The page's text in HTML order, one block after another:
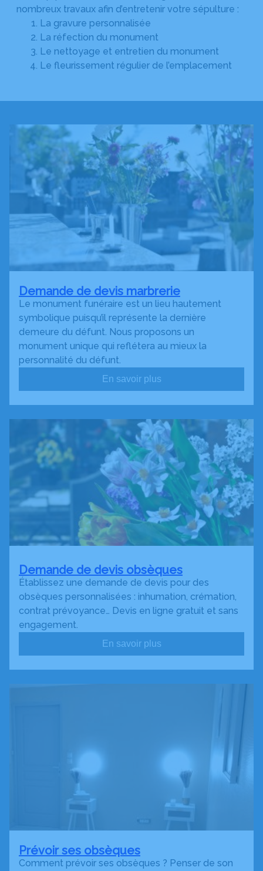
nombreux travaux afin d’entretenir votre sépulture :
La gravure personnalisée
La réfection du monument
Le nettoyage et entretien du monument
Le fleurissement régulier de l’emplacement
Demande de devis marbrerie
Le monument funéraire est un lieu hautement
symbolique puisqu’il représente la dernière
demeure du défunt. Nous proposons un
monument unique qui reflétera au mieux la
personnalité du défunt.
En savoir plus
Demande de devis obsèques
Établissez une demande de devis pour des
obsèques personnalisées : inhumation, crémation,
contrat prévoyance… Devis en ligne gratuit et sans
engagement.
En savoir plus
Prévoir ses obsèques
Comment prévoir ses obsèques ? Penser de son